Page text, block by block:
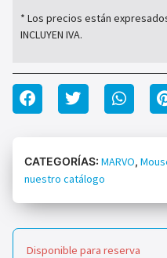
* Los precios están
INCLUYEN IVA.
CATEGORÍAS: MARVO,
nuestro catálogo
Disponible para reserva